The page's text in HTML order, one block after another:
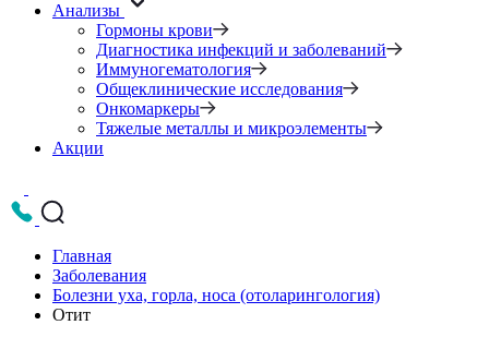
Анализы
Гормоны крови
Диагностика инфекций и заболеваний
Иммуногематология
Общеклинические исследования
Онкомаркеры
Тяжелые металлы и микроэлементы
Акции
Главная
Заболевания
Болезни уха, горла, носа (отоларингология)
Отит